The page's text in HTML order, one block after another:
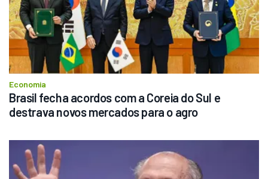
Economia
Brasil fecha acordos com a Coreia do Sul e
destrava novos mercados para o agro